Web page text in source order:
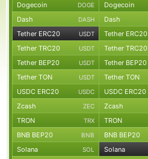
Dogecoin DOGE Dogecoin
Dash DASH Dash
Tether ERC20 USDT Tether ERC20
Tether TRC20 USDT Tether TRC20
Tether BEP20 USDT Tether BEP20
Tether TON USDT Tether TON
USDC ERC20 USDC USDC ERC20
Zcash ZEC Zcash
TRON TRX TRON
BNB BEP20 BNB BNB BEP20
Solana SOL Solana